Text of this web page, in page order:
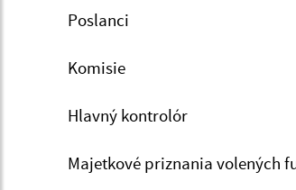
Poslanci
Komisie
Hlavný kontrolór
Majetkové priznania volených